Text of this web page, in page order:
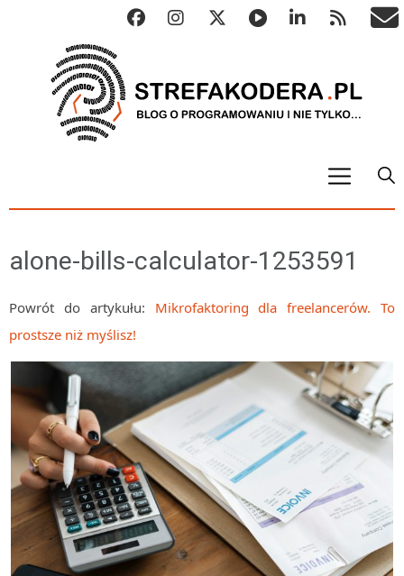
ALGO
Metody numeryczne
Algorytmy szyfrujące
Algorytmy konwersji
Algorytmy wyszukiwania
Inne
DEV
C++
Elementarz Java
Pascal
alone-bills-calculator-1253591
Powrót do artykułu: Mikrofaktoring dla freelancerów. To
prostsze niż myślisz!